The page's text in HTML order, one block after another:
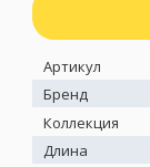
Артикул
Бренд
Коллекция
Длина